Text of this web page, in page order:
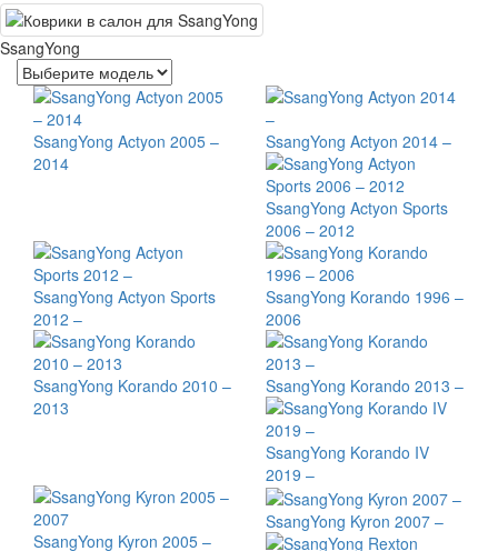
SsangYong
SsangYong Actyon 2005 –
2014
SsangYong Actyon 2014 –
SsangYong Actyon Sports
2006 – 2012
SsangYong Actyon Sports
2012 –
SsangYong Korando 1996 –
2006
SsangYong Korando 2010 –
2013
SsangYong Korando 2013 –
SsangYong Korando IV
2019 –
SsangYong Kyron 2005 –
SsangYong Kyron 2007 –